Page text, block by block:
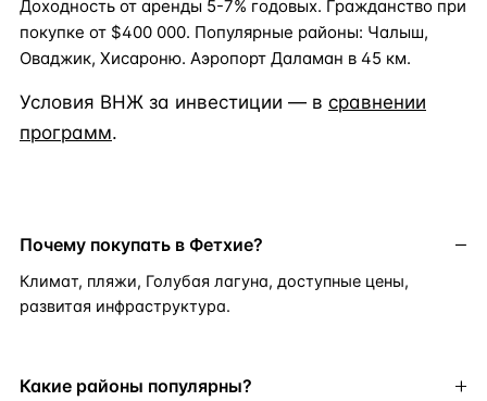
Доходность от аренды 5-7% годовых. Гражданство при
покупке от $400 000. Популярные районы: Чалыш,
Оваджик, Хисароню. Аэропорт Даламан в 45 км.
Условия ВНЖ за инвестиции — в сравнении
программ.
Почему покупать в Фетхие?
Климат, пляжи, Голубая лагуна, доступные цены,
развитая инфраструктура.
Какие районы популярны?